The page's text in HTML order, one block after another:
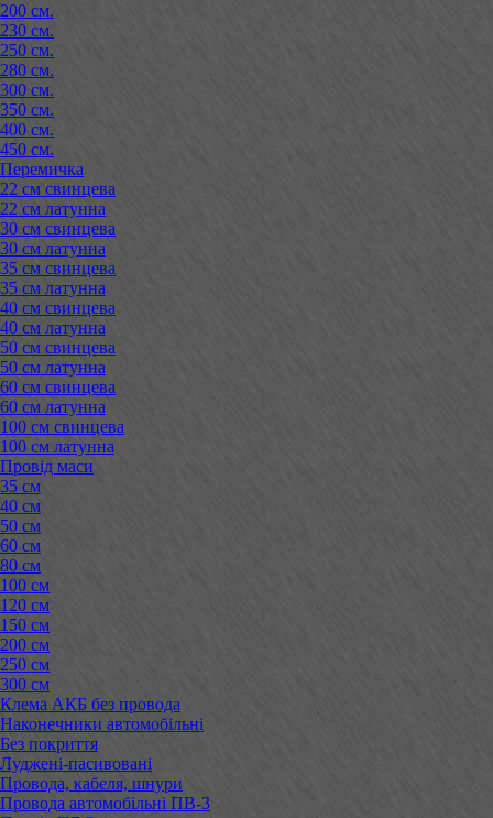
200 см.
230 см.
250 см.
280 см.
300 см.
350 см.
400 см.
450 см.
Перемичка
22 см свинцева
22 см латунна
30 см свинцева
30 см латунна
35 см свинцева
35 см латунна
40 см свинцева
40 см латунна
50 см свинцева
50 см латунна
60 см свинцева
60 см латунна
100 см свинцева
100 см латунна
Провід маси
35 см
40 см
50 см
60 см
80 см
100 см
120 см
150 см
200 см
250 см
300 см
Клема АКБ без провода
Наконечники автомобільні
Без покриття
Луджені-пасивовані
Провода, кабеля, шнури
Провода автомобільні ПВ-3